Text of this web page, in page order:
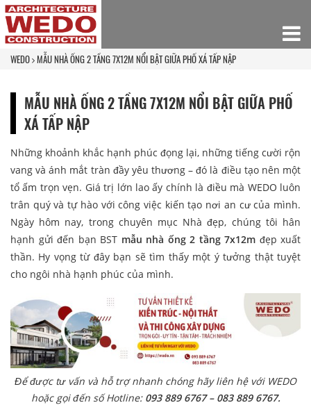
WEDO MẪU NHÀ ỐNG 2 TẦNG 7X12M NỔI BẬT GIỮA PHỐ XÁ TẤP NẬP
MẪU NHÀ ỐNG 2 TẦNG 7X12M NỔI BẬT GIỮA PHỐ
XÁ TẤP NẬP
Những khoảnh khắc hạnh phúc đọng lại, những tiếng cười rộn
vang và ánh mắt tràn đầy yêu thương – đó là điều tạo nên một
tổ ấm trọn vẹn. Giá trị lớn lao ấy chính là điều mà WEDO luôn
trân quý và tự hào với công việc kiến tạo nơi an cư của mình.
Ngày hôm nay, trong chuyên mục Nhà đẹp, chúng tôi hân
hạnh gửi đến bạn BST mẫu nhà ống 2 tầng 7x12m đẹp xuất
thần. Hy vọng từ đây bạn sẽ tìm thấy một ý tưởng thật tuyệt
cho ngôi nhà hạnh phúc của mình.
Để được tư vấn và hỗ trợ nhanh chóng hãy liên hệ với WEDO
hoặc gọi đến số Hotline: 093 889 6767 – 083 889 6767.